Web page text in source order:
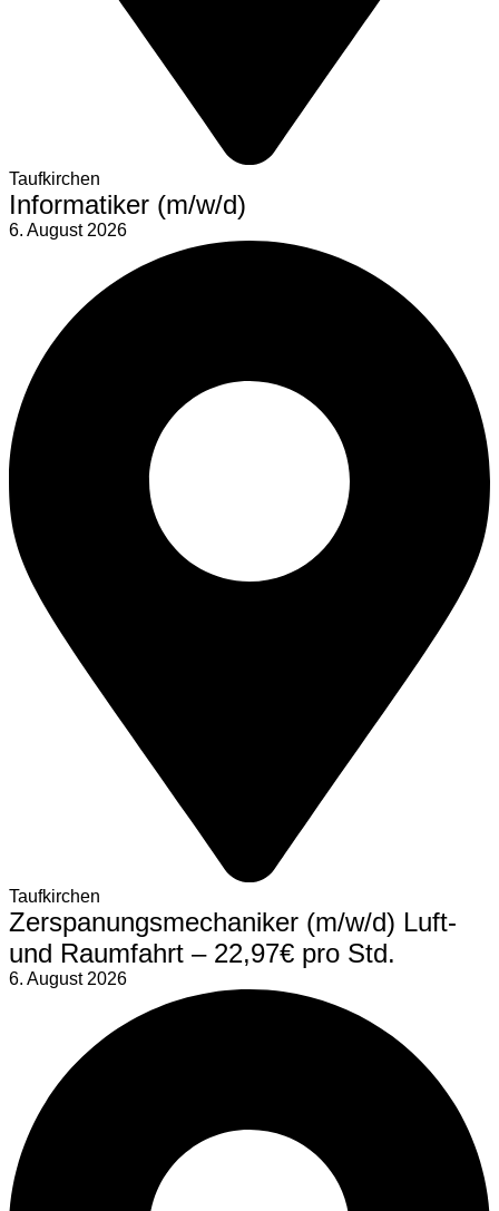
Taufkirchen
Informatiker (m/w/d)
6. August 2026
Taufkirchen
Zerspanungsmechaniker (m/w/d) Luft-
und Raumfahrt – 22,97€ pro Std.
6. August 2026